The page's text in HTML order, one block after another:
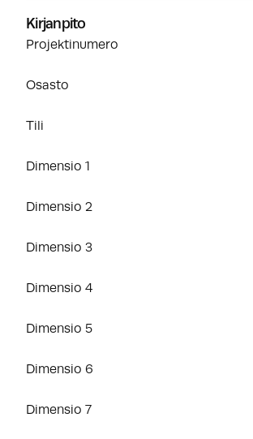
Kirjanpito
Projektinumero
Osasto
Tili
Dimensio 1
Dimensio 2
Dimensio 3
Dimensio 4
Dimensio 5
Dimensio 6
Dimensio 7